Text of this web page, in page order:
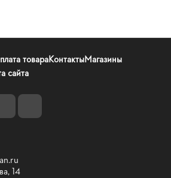
товараКонтактыМагазины
сайта
14